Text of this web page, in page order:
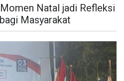
Natal jadi Refleksi
Masyarakat